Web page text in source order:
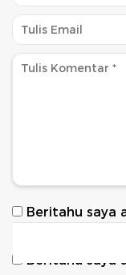
Beritahu saya
Beritahu saya